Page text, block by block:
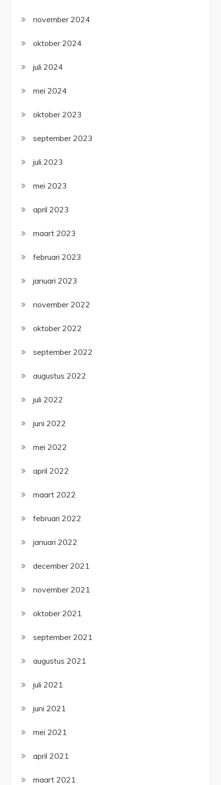
november 2024
oktober 2024
juli 2024
mei 2024
oktober 2023
september 2023
juli 2023
mei 2023
april 2023
maart 2023
februari 2023
januari 2023
november 2022
oktober 2022
september 2022
augustus 2022
juli 2022
juni 2022
mei 2022
april 2022
maart 2022
februari 2022
januari 2022
december 2021
november 2021
oktober 2021
september 2021
augustus 2021
juli 2021
juni 2021
mei 2021
april 2021
maart 2021